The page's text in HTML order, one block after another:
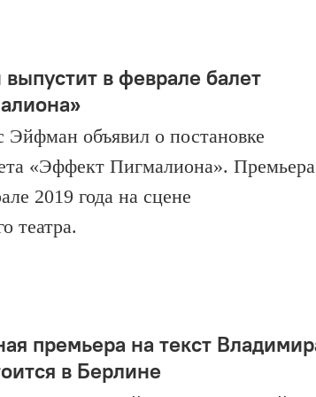
в феврале балет
Эйфман объявил о постановке
«Эффект Пигмалиона». Премьера
2019 года на сцене
театра.
премьера на текст
в Берлине